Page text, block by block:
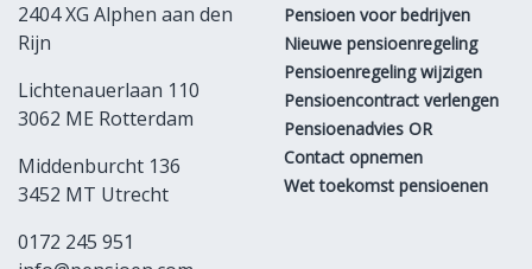
2404 XG Alphen aan den
Rijn
Lichtenauerlaan 110
3062 ME Rotterdam
Middenburcht 136
3452 MT Utrecht
0172 245 951
Pensioen voor bedrijven
Nieuwe pensioenregeling
Pensioenregeling wijzigen
Pensioencontract verlengen
Pensioenadvies OR
Contact opnemen
Wet toekomst pensioenen